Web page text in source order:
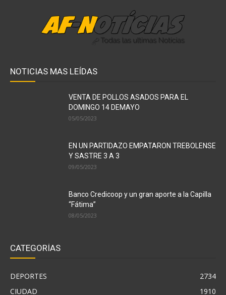
NOTICIAS MAS LEÍDAS
VENTA DE POLLOS ASADOS PARA EL
DOMINGO 14 DEMAYO
05/05/2023
EN UN PARTIDAZO EMPATARON TREBOLENSE
Y SASTRE 3 A 3
09/05/2023
Banco Credicoop y un gran aporte a la Capilla
“Fátima”
08/05/2023
CATEGORÍAS
DEPORTES
2734
CIUDAD
1910